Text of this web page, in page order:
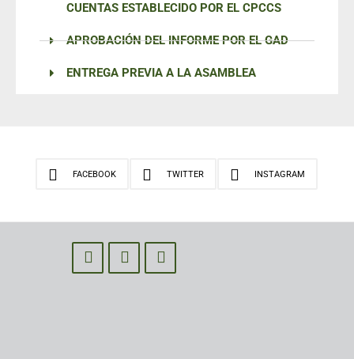
CUENTAS ESTABLECIDO POR EL CPCCS
APROBACIÓN DEL INFORME POR EL GAD
ENTREGA PREVIA A LA ASAMBLEA
FACEBOOK TWITTER INSTAGRAM